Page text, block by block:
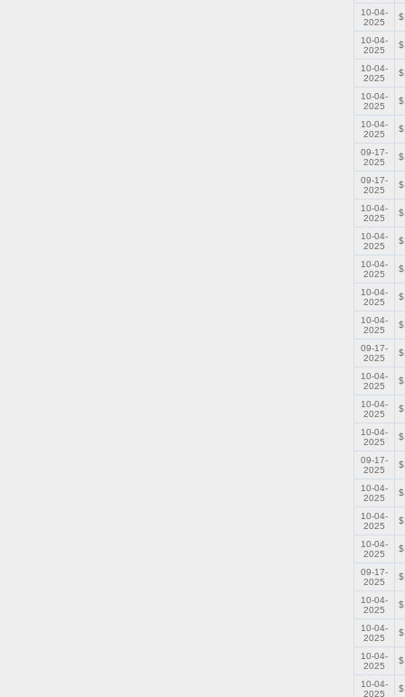
10-04-
2025
10-04-
2025
10-04-
2025
10-04-
2025
10-04-
2025
09-17-
2025
09-17-
2025
10-04-
2025
10-04-
2025
10-04-
2025
10-04-
2025
10-04-
2025
09-17-
2025
10-04-
2025
10-04-
2025
10-04-
2025
09-17-
2025
10-04-
2025
10-04-
2025
10-04-
2025
09-17-
2025
10-04-
2025
10-04-
2025
10-04-
2025
10-04-
2025